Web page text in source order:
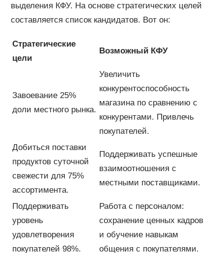
выделения КФУ. На основе стратегических целей
составляется список кандидатов. Вот он:
Стратегические
цели
Возможный КФУ
Завоевание 25%
доли местного рынка.
Увеличить
конкурентоспособность
магазина по сравнению с
конкурентами. Привлечь
покупателей.
Добиться поставки
продуктов суточной
свежести для 75%
ассортимента.
Поддерживать успешные
взаимоотношения с
местными поставщиками.
Поддерживать
уровень
удовлетворения
покупателей 98%.
Работа с персоналом:
сохранение ценных кадров
и обучение навыкам
общения с покупателями.